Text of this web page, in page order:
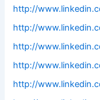
http://
http://
http://
http://
http://